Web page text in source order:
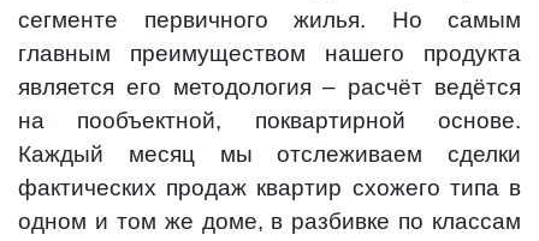
сегменте первичного жилья. Но самым
главным преимуществом нашего продукта
является его методология – расчёт ведётся
на пообъектной, поквартирной основе.
Каждый месяц мы отслеживаем сделки
фактических продаж квартир схожего типа в
одном и том же доме, в разбивке по классам